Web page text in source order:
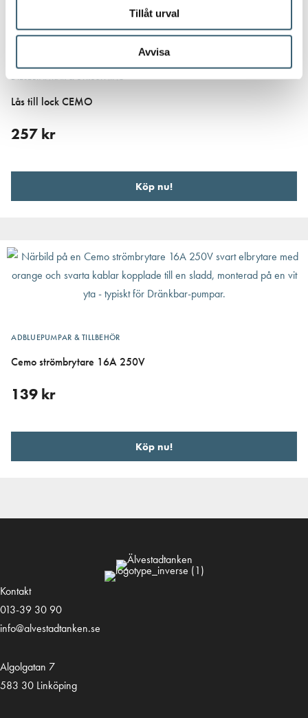
Tillåt urval
Avvisa
DIESELTANKAR & UTRUSTNING
Lås till lock CEMO
257 kr
Köp nu!
ADBLUEPUMPAR & TILLBEHÖR
Cemo strömbrytare 16A 250V
139 kr
Köp nu!
Kontakt
013-39 30 90
info@alvestadtanken.se
Algolgatan 7
583 30 Linköping